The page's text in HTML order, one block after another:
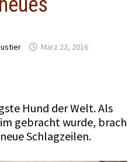
März 22, 2016
Hund der Welt. Als
gebracht wurde, brach
Schlagzeilen.